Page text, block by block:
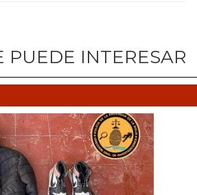
PUEDE INTERESAR